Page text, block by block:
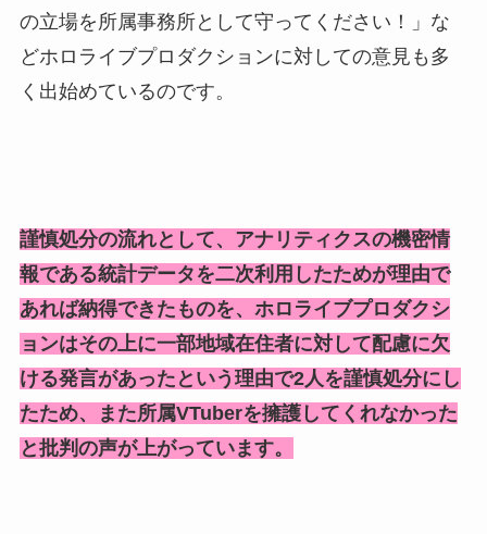
の立場を所属事務所として守ってください！」な
どホロライブプロダクションに対しての意見も多
く出始めているのです。
謹慎処分の流れとして、アナリティクスの機密情
報である統計データを二次利用したためが理由で
あれば納得できたものを、ホロライブプロダクシ
ョンはその上に一部地域在住者に対して配慮に欠
ける発言があったという理由で2人を謹慎処分にし
たため、また所属VTuberを擁護してくれなかった
と批判の声が上がっています。